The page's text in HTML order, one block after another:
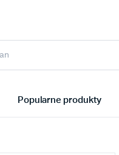
Popularne produkty